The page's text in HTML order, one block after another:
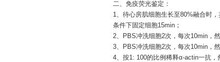
二、免疫荧光鉴定：
1、待心房肌细胞生长至80%融合时
条件下固定细胞15min；
2、PBS冲洗细胞2次，每次10min，
3、PBS冲洗细胞2次，每次10min，
4、按1: 100的比例稀释α-actin一抗